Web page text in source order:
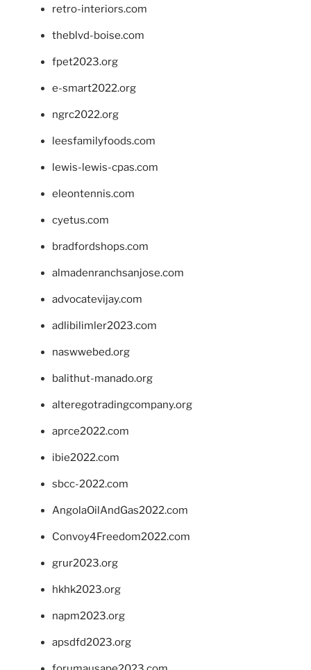
retro-interiors.com
theblvd-boise.com
fpet2023.org
e-smart2022.org
ngrc2022.org
leesfamilyfoods.com
lewis-lewis-cpas.com
eleontennis.com
cyetus.com
bradfordshops.com
almadenranchsanjose.com
advocatevijay.com
adlibilimler2023.com
naswwebed.org
balithut-manado.org
alteregotradingcompany.org
aprce2022.com
ibie2022.com
sbcc-2022.com
AngolaOilAndGas2022.com
Convoy4Freedom2022.com
grur2023.org
hkhk2023.org
napm2023.org
apsdfd2023.org